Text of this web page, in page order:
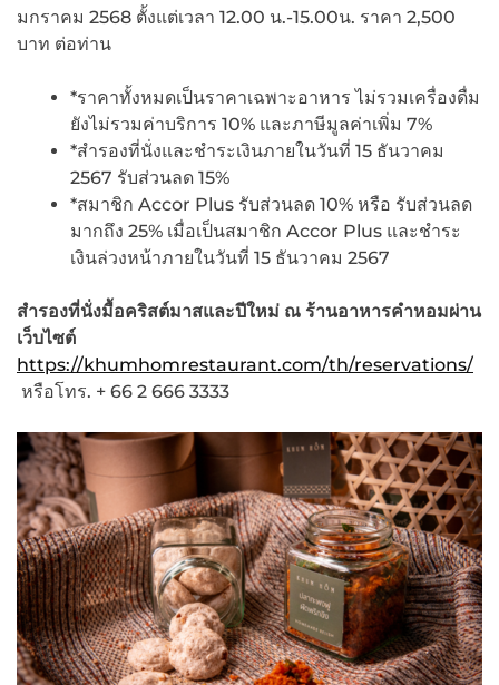
มกราคม 2568 ตั้งแต่เวลา 12.00 น.-15.00น. ราคา 2,500
บาท ต่อท่าน
*ราคาทั้งหมดเป็นราคาเฉพาะอาหาร ไม่รวมเครื่องดื่ม
ยังไม่รวมค่าบริการ 10% และภาษีมูลค่าเพิ่ม 7%
*สำรองที่นั่งและชำระเงินภายในวันที่ 15 ธันวาคม
2567 รับส่วนลด 15%
*สมาชิก Accor Plus รับส่วนลด 10% หรือ รับส่วนลด
มากถึง 25% เมื่อเป็นสมาชิก Accor Plus และชำระ
เงินล่วงหน้าภายในวันที่ 15 ธันวาคม 2567
สำรองที่นั่งมื้อคริสต์มาสและปีใหม่ ณ ร้านอาหารคำหอมผ่าน
เว็บไซต์
https://khumhomrestaurant.com/th/reservations/
หรือโทร. + 66 2 666 3333